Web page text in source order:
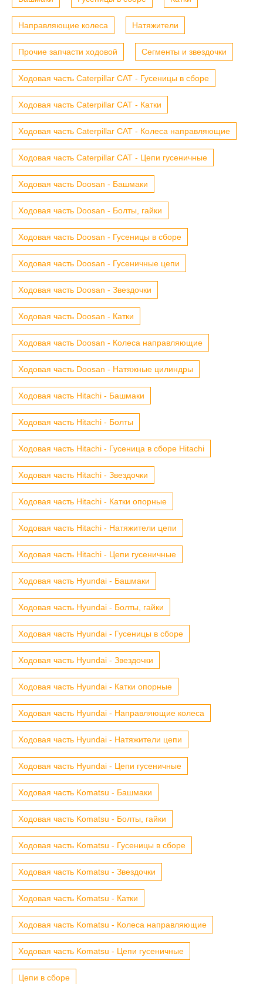
Направляющие колеса Натяжители
Прочие запчасти ходовой Сегменты и звездочки
Ходовая часть Caterpillar CAT - Гусеницы в сборе
Ходовая часть Caterpillar CAT - Катки
Ходовая часть Caterpillar CAT - Колеса направляющие
Ходовая часть Caterpillar CAT - Цепи гусеничные
Ходовая часть Doosan - Башмаки
Ходовая часть Doosan - Болты, гайки
Ходовая часть Doosan - Гусеницы в сборе
Ходовая часть Doosan - Гусеничные цепи
Ходовая часть Doosan - Звездочки
Ходовая часть Doosan - Катки
Ходовая часть Doosan - Колеса направляющие
Ходовая часть Doosan - Натяжные цилиндры
Ходовая часть Hitachi - Башмаки
Ходовая часть Hitachi - Болты
Ходовая часть Hitachi - Гусеница в сборе Hitachi
Ходовая часть Hitachi - Звездочки
Ходовая часть Hitachi - Катки опорные
Ходовая часть Hitachi - Натяжители цепи
Ходовая часть Hitachi - Цепи гусеничные
Ходовая часть Hyundai - Башмаки
Ходовая часть Hyundai - Болты, гайки
Ходовая часть Hyundai - Гусеницы в сборе
Ходовая часть Hyundai - Звездочки
Ходовая часть Hyundai - Катки опорные
Ходовая часть Hyundai - Направляющие колеса
Ходовая часть Hyundai - Натяжители цепи
Ходовая часть Hyundai - Цепи гусеничные
Ходовая часть Komatsu - Башмаки
Ходовая часть Komatsu - Болты, гайки
Ходовая часть Komatsu - Гусеницы в сборе
Ходовая часть Komatsu - Звездочки
Ходовая часть Komatsu - Катки
Ходовая часть Komatsu - Колеса направляющие
Ходовая часть Komatsu - Цепи гусеничные
Цепи в сборе